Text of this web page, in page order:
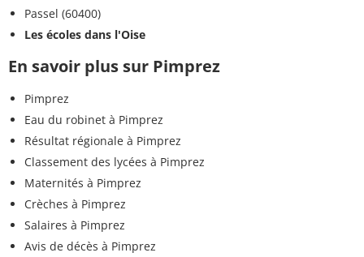
Passel (60400)
Les écoles dans l'Oise
En savoir plus sur Pimprez
Pimprez
Eau du robinet à Pimprez
Résultat régionale à Pimprez
Classement des lycées à Pimprez
Maternités à Pimprez
Crèches à Pimprez
Salaires à Pimprez
Avis de décès à Pimprez